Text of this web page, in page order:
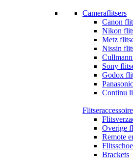
Cameraflitsers
Canon
Nikon
Metz
Nissin
Sony
Godox
Continu
Overige
Remote
Brackets